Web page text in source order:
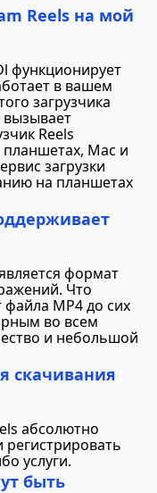
Reels на мой
функционирует
в вашем
загрузчика
Reels
Mac и
загрузки
на планшетах
формат
Что
MP4 до сих
во всем
и небольшой
скачивания
абсолютно
услуги.
быть